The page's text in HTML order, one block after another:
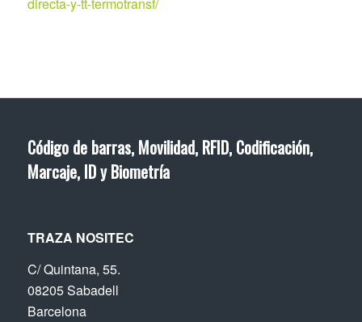
Código de barras, Movilidad, RFID, Codificación,
Marcaje, ID y Biometría
TRAZA NOSITEC
C/ Quintana, 55.
08205 Sabadell
Barcelona